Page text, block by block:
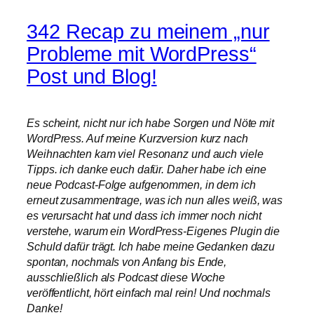
342 Recap zu meinem „nur
Probleme mit WordPress“
Post und Blog!
Es scheint, nicht nur ich habe Sorgen und Nöte mit
WordPress. Auf meine Kurzversion kurz nach
Weihnachten kam viel Resonanz und auch viele
Tipps. ich danke euch dafür. Daher habe ich eine
neue Podcast-Folge aufgenommen, in dem ich
erneut zusammentrage, was ich nun alles weiß, was
es verursacht hat und dass ich immer noch nicht
verstehe, warum ein WordPress-Eigenes Plugin die
Schuld dafür trägt. Ich habe meine Gedanken dazu
spontan, nochmals von Anfang bis Ende,
ausschließlich als Podcast diese Woche
veröffentlicht, hört einfach mal rein! Und nochmals
Danke!